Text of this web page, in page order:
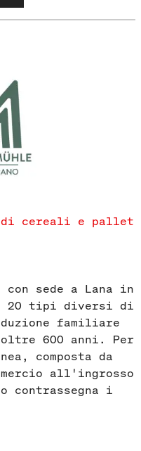
cereali e pallet
sede a Lana in
20 tipi diversi di
familiare
600 anni. Per
composta da
all'ingrosso
i